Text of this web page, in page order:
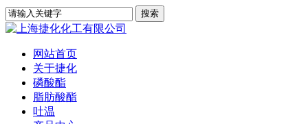
网站首页
关于捷化
磷酸酯
脂肪酸酯
吐温